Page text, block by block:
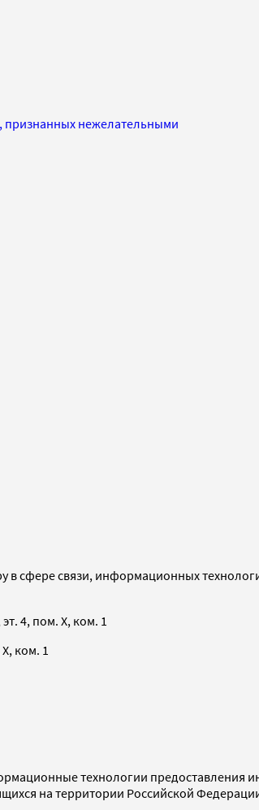
признанных нежелательными
в сфере связи, информационных
4, пом. X, ком. 1
ком. 1
технологии предоставления
на территории Российской